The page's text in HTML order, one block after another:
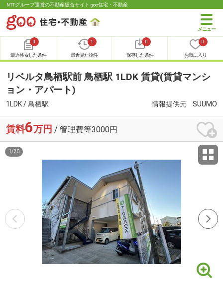
NTTグループ運営の不動産総合サイト goo住宅・不動産
0
最近検索した条件
1
最近見た物件
0
保存した条件
0
お気に入り
リベルタ鳥栖駅前 鳥栖駅 1LDK 賃貸(賃貸マンシ
ョン・アパート)
1LDK / 鳥栖駅 情報提供元 SUUMO
賃料6万円 / 管理費等3000円
1 /20